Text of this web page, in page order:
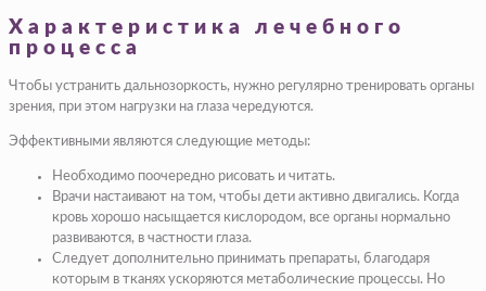
Характеристика лечебного
процесса
Чтобы устранить дальнозоркость, нужно регулярно тренировать органы
зрения, при этом нагрузки на глаза чередуются.
Эффективными являются следующие методы:
Необходимо поочередно рисовать и читать.
Врачи настаивают на том, чтобы дети активно двигались. Когда
кровь хорошо насыщается кислородом, все органы нормально
развиваются, в частности глаза.
Следует дополнительно принимать препараты, благодаря
которым в тканях ускоряются метаболические процессы. Но